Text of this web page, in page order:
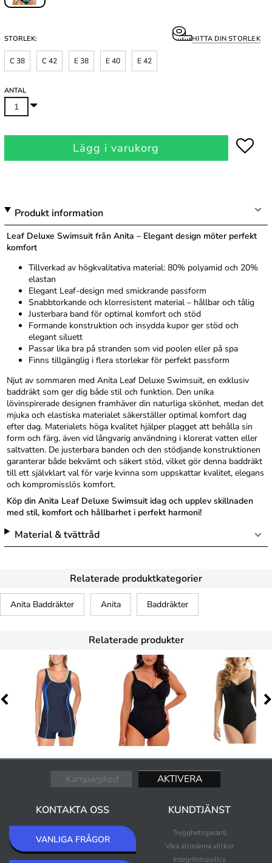
STORLEK: HITTA DIN STORLEK
C 38 C 42 E 38 E 40 E 42
ANTAL
Lägg i varukorg
Produkt information
Leaf Deluxe Swimsuit från Anita – Elegant design möter perfekt
komfort
Tillverkad av högkvalitativa material: 80% polyamid och 20%
elastan
Elegant Leaf-design med smickrande passform
Snabbtorkande och klorresistent material – hållbar och tålig
Justerbara band för optimal komfort och stöd
Formande konstruktion och insydda kupor ger stöd och
elegant siluett
Passar lika bra på stranden som vid poolen eller på spa
Finns tillgänglig i flera storlekar för perfekt passform
Njut av sommaren med Anita Leaf Deluxe Swimsuit, en exklusiv
baddräkt som ger dig både stil och funktion. Den unika
lövinspirerade designen framhäver din naturliga skönhet, medan det
mjuka och elastiska materialet säkerställer optimal komfort dag
efter dag. Materialets höga kvalitet hjälper plagget att behålla sin
form och färg, även vid långvarig användning i klorerat vatten eller
saltvatten. De justerbara banden och den stödjande konstruktionen
garanterar både bekvämt och säkert stöd, vilket gör denna baddräkt
till ett självklart val för varje kvinna som uppskattar kvalitet, elegans
och kompromisslös komfort.
Köp din Anita Leaf Deluxe Swimsuit idag och upplev skillnaden
med stil, komfort och hållbarhet i perfekt harmoni!
Material & tvättråd
Relaterade produktkategorier
Anita Baddräkter Anita Baddräkter
Relaterade produkter
KONTAKTA OSS
VANLIGA FRÅGOR
KUNDTJÄNST
Trygghetsgaranti
Våra allmänna villkor
Integritetspolicy